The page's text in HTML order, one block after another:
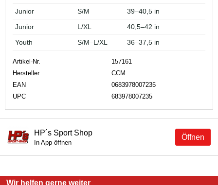
Junior
S/M
39–40,5 in
Junior
L/XL
40,5–42 in
Youth
S/M–L/XL 36–37,5 in
Artikel-Nr.
157161
Hersteller
CCM
EAN
0683978007235
UPC
683978007235
Öffnen
HP´s Sport Shop
In App öffnen
Wir helfen gerne weiter